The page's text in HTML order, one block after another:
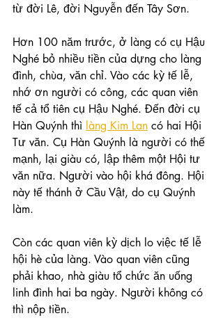
từ đời Lê, đời Nguyễn đến Tây Sơn.
Hơn 100 năm trước, ở làng có cụ Hậu
Nghé bỏ nhiều tiền của dựng cho làng
đình, chùa, văn chỉ. Vào các kỳ tế lễ,
nhớ ơn người có công, các quan viên
tế cả tổ tiên cụ Hậu Nghé. Đến đời cụ
Hàn Quýnh thì làng Kim Lan có hai Hội
Tư văn. Cụ Hàn Quýnh là người có thế
mạnh, lại giàu có, lập thêm một Hội tư
văn nữa. Người vào hội khá đông. Hội
này tế thánh ở Cầu Vật, do cụ Quýnh
làm.
Còn các quan viên kỳ dịch lo việc tế lễ
hội hè của làng. Vào quan viên cũng
phải khao, nhà giàu tổ chức ăn uống
linh đình hai ba ngày. Người không có
thì nộp tiền.